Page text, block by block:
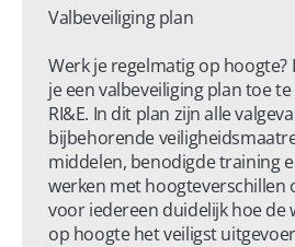
Valbeveiliging plan
Werk je regelmatig op hoogte?
je een valbeveiliging plan toe
RI&E. In dit plan zijn alle
bijbehorende
middelen, benodigde training
werken met hoogteverschillen
voor iedereen duidelijk hoe de
op hoogte het veiligst